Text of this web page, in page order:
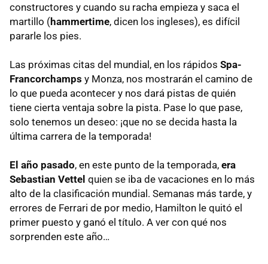
constructores y cuando su racha empieza y saca el
martillo (hammertime, dicen los ingleses), es difícil
pararle los pies.
Las próximas citas del mundial, en los rápidos Spa-
Francorchamps y Monza, nos mostrarán el camino de
lo que pueda acontecer y nos dará pistas de quién
tiene cierta ventaja sobre la pista. Pase lo que pase,
solo tenemos un deseo: ¡que no se decida hasta la
última carrera de la temporada!
El año pasado, en este punto de la temporada, era
Sebastian Vettel quien se iba de vacaciones en lo más
alto de la clasificación mundial. Semanas más tarde, y
errores de Ferrari de por medio, Hamilton le quitó el
primer puesto y ganó el título. A ver con qué nos
sorprenden este año…